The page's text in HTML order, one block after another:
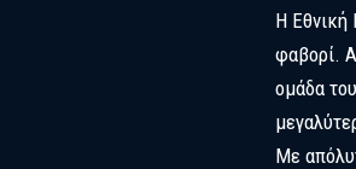
Η Εθνική
φαβορί.
ομάδα
Με